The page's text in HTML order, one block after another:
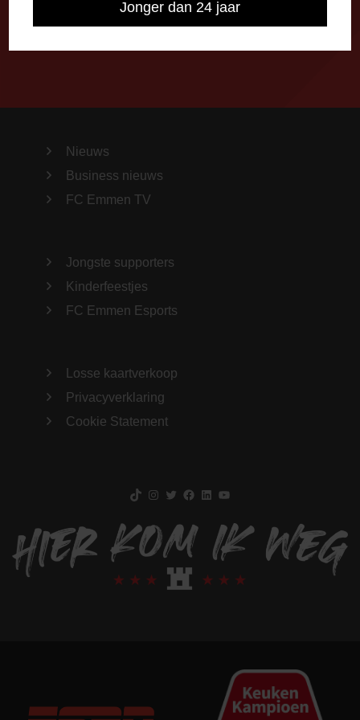
Jonger dan 24 jaar
Importeer alle wedstrijden in je agenda!
Nieuws
Business nieuws
FC Emmen TV
Jongste supporters
Kinderfeestjes
FC Emmen Esports
Losse kaartverkoop
Privacyverklaring
Cookie Statement